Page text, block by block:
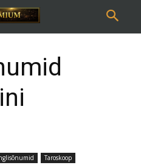
Taroskoop